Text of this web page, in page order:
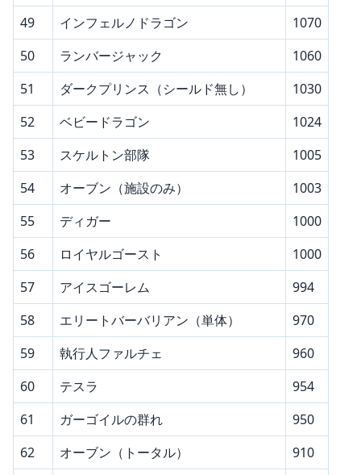
49
インフェルノドラゴン
1070
50
ランバージャック
1060
51
ダークプリンス（シールド無し）
1030
52
ベビードラゴン
1024
53
スケルトン部隊
1005
54
オーブン（施設のみ）
1003
55
ディガー
1000
56
ロイヤルゴースト
1000
57
アイスゴーレム
994
58
エリートバーバリアン（単体）
970
59
執行人ファルチェ
960
60
テスラ
954
61
ガーゴイルの群れ
950
62
オーブン（トータル）
910